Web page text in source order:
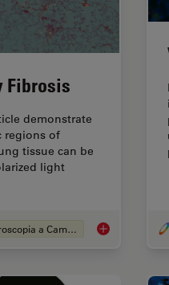
Fibrosis
demonstrate
regions of
tissue can be
light
Microscopia a Campo Chiaro Studying